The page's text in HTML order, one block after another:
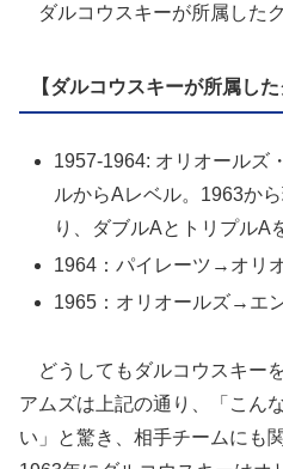
ダルコウスキーが所属した
【ダルコウスキーが所属した
1957-1964: オリオールズ
ルからAレベル。1963か
り、ダブルAとトリプルA
1964：パイレーツ→オリ
1965：オリオールズ→エ
どうしてもダルコウスキー
アムズは上記の通り、「こん
い」と驚き、相手チームにも